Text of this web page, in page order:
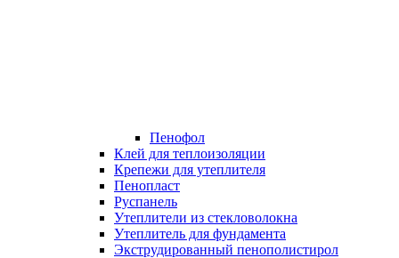
Пенофол
Клей для теплоизоляции
Крепежи для утеплителя
Пенопласт
Руспанель
Утеплители из стекловолокна
Утеплитель для фундамента
Экструдированный пенополистирол